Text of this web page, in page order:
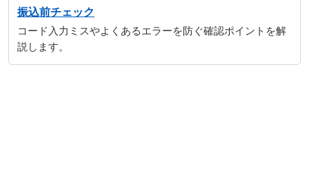
振込前チェック
コード入力ミスやよくあるエラーを防ぐ確認ポイントを解
説します。